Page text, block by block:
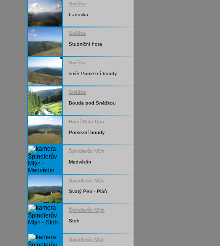
Sněžka
Lanovka
Sněžka
Studniční hora
Sněžka
směr Pomezní boudy
Sněžka
Bouda pod Sněžkou
Horní Malá Úpa
Pomezní boudy
Špindlerův Mlýn
Medvědín
Špindlerův Mlýn
Svatý Petr - Pláň
Špindlerův Mlýn
Stoh
Špindlerův Mlýn